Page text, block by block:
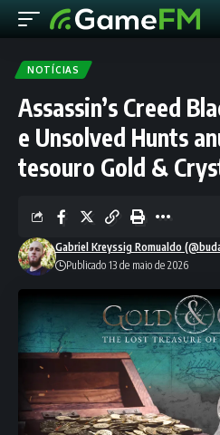
NOTÍCIAS
Assassin’s Creed
e Unsolved Hunts
tesouro Gold &
Gabriel Kreyssig Romualdo
Publicado 13 de maio de 2026